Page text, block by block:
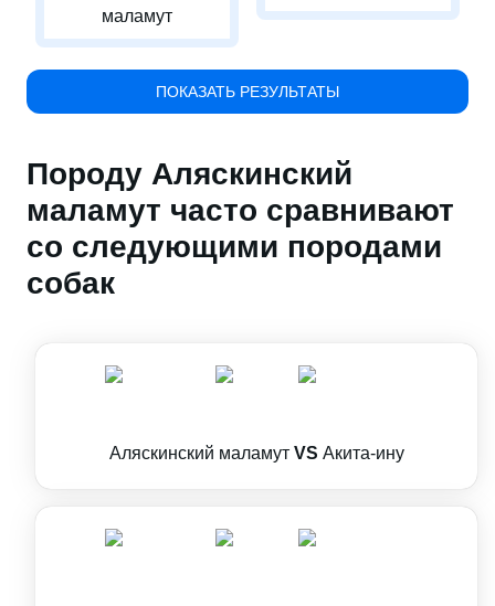
маламут
ПОКАЗАТЬ РЕЗУЛЬТАТЫ
Породу Аляскинский
маламут часто сравнивают
со следующими породами
собак
Аляскинский маламут VS Акита-ину